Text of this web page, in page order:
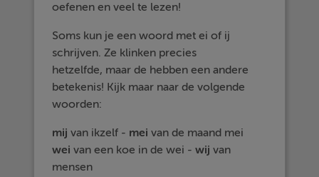
oefenen en veel te lezen!
Soms kun je een woord met ei of ij
schrijven. Ze klinken precies
hetzelfde, maar de hebben een andere
betekenis! Kijk maar naar de volgende
woorden:
mij van ikzelf - mei van de maand mei
wei van een koe in de wei -wij van
mensen